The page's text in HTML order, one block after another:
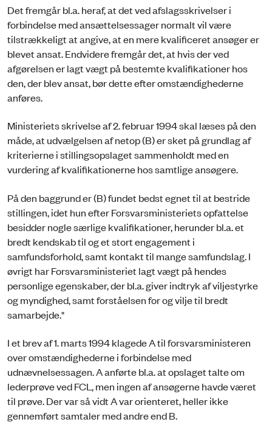
Det fremgår bl.a. heraf, at det ved afslagsskrivelser i
forbindelse med ansættelsessager normalt vil være
tilstrækkeligt at angive, at en mere kvalificeret ansøger er
blevet ansat. Endvidere fremgår det, at hvis der ved
afgørelsen er lagt vægt på bestemte kvalifikationer hos
den, der blev ansat, bør dette efter omstændighederne
anføres.
Ministeriets skrivelse af 2. februar 1994 skal læses på den
måde, at udvælgelsen af netop (B) er sket på grundlag af
kriterierne i stillingsopslaget sammenholdt med en
vurdering af kvalifikationerne hos samtlige ansøgere.
På den baggrund er (B) fundet bedst egnet til at bestride
stillingen, idet hun efter Forsvarsministeriets opfattelse
besidder nogle særlige kvalifikationer, herunder bl.a. et
bredt kendskab til og et stort engagement i
samfundsforhold, samt kontakt til mange samfundslag. I
øvrigt har Forsvarsministeriet lagt vægt på hendes
personlige egenskaber, der bl.a. giver indtryk af viljestyrke
og myndighed, samt forståelsen for og vilje til bredt
samarbejde."
I et brev af 1. marts 1994 klagede A til forsvarsministeren
over omstændighederne i forbindelse med
udnævnelsessagen. A anførte bl.a. at opslaget talte om
lederprøve ved FCL, men ingen af ansøgerne havde været
til prøve. Der var så vidt A var orienteret, heller ikke
gennemført samtaler med andre end B.